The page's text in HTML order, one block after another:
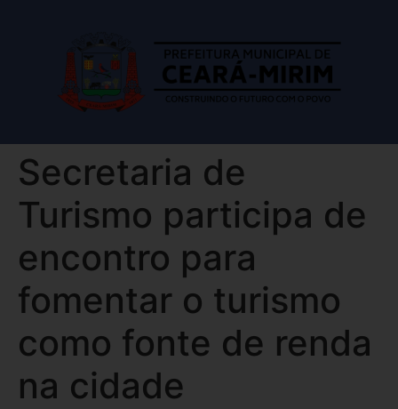
Secretaria de
Turismo participa de
encontro para
fomentar o turismo
como fonte de renda
na cidade